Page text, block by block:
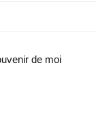
de moi